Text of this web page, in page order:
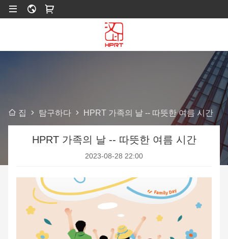
집 탐구하다 HPRT 가족의 날 -- 따뜻한 여름 시간
HPRT 가족의 날 -- 따뜻한 여름 시간
2023-08-28 22:00